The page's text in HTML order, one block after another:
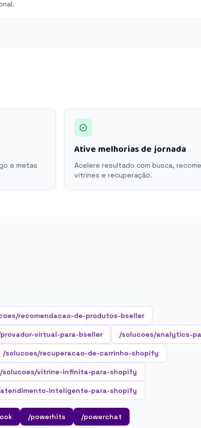
e metas
Ative melhorias de jornada
Acelere resultado com busca,
vitrines e recuperação.
recomendacao-de-produtos-bseller
virtual-para-bseller /solucoes/analytics-
/solucoes/recuperacao-de-carrinho-shopify
/solucoes/vitrine-infinita-para-shopify
inteligente-para-shopify
/powerhits /powerchat